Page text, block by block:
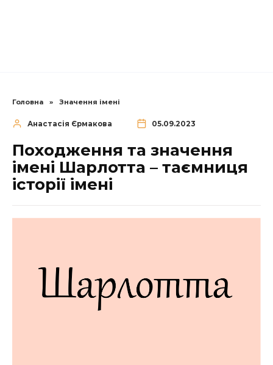
Головна » Значення імені
Анастасія Єрмакова 05.09.2023
Походження та значення
імені Шарлотта – таємниця
історії імені